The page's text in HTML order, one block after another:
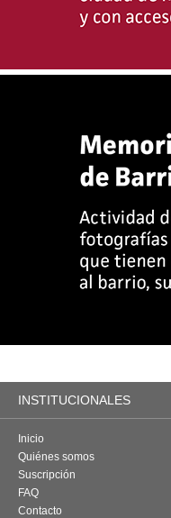
INSTITUCIONALES
Inicio
Quiénes somos
Suscripción
FAQ
Contacto